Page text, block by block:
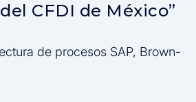
CFDI de México”
de procesos SAP, Brown-